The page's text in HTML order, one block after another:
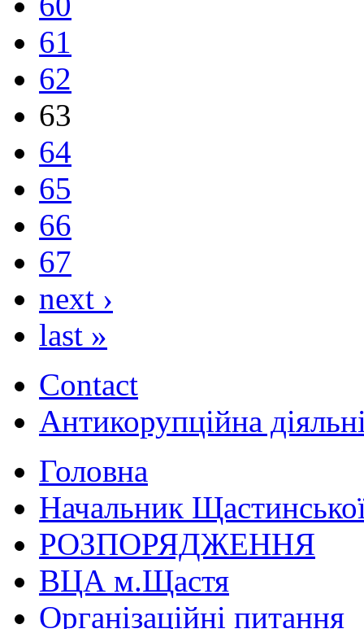
61
62
63
64
65
66
67
next ›
last »
Contact
Антикорупційна
Головна
Начальник
РОЗПОРЯДЖЕННЯ
ВЦА м.Щастя
Організаційні питання